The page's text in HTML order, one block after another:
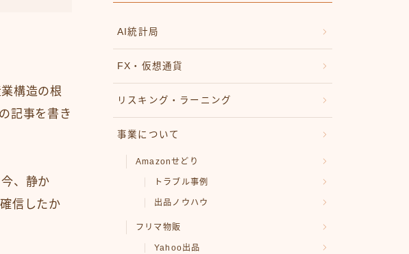
構造の根
記事を書き
、静か
信したか
AI統計局
FX・仮想通貨
リスキング・ラーニング
事業について
Amazonせどり
トラブル事例
出品ノウハウ
フリマ物販
Yahoo出品